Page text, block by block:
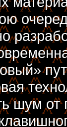
шум от